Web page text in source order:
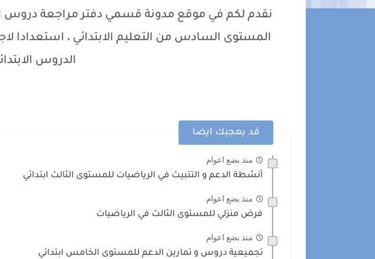
نقدم لكم في موقع مدونة قسمي دفتر مراجعة دروس
المستوى السادس من التعليم الابتدائي ، استعدادا
الدروس
قد يعجبك ايضا
منذ بضع اعوام
أنشطة الدعم و التتبيث في الرياضيات للمستوى الثالث ابتدائي
منذ بضع اعوام
فرض منزلي للمستوى الثالث في الرياضيات
منذ بضع اعوام
تجميعية دروس و تمارين الدعم للمستوى الخامس ابتدائي